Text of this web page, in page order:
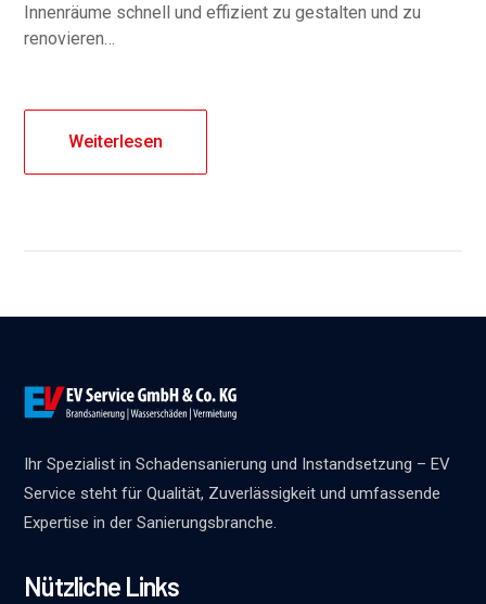
Innenräume schnell und effizient zu gestalten und zu
renovieren…
Weiterlesen
Ihr Spezialist in Schadensanierung und Instandsetzung – EV
Service steht für Qualität, Zuverlässigkeit und umfassende
Expertise in der Sanierungsbranche.
Nützliche Links